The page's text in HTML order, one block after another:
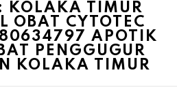
KOLAKA TIMUR
OBAT CYTOTEC
APOTIK
PENGGUGUR
KOLAKA TIMUR